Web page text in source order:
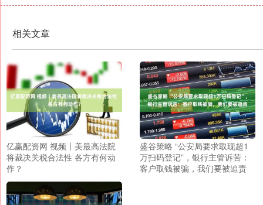
相关文章
亿赢配资网 视频丨美最高法院
将裁决关税合法性 各方有何动
作？
盛谷策略 “公安局要求取现超1
万扫码登记”，银行主管诉苦：
客户取钱被骗，我们要被追责